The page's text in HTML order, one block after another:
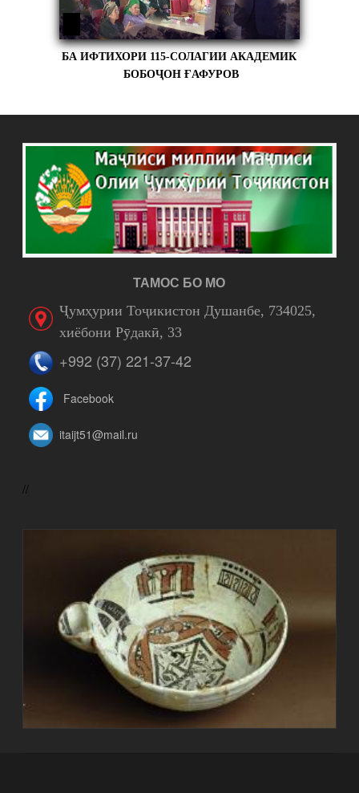
БА ИФТИХОРИ 115-СОЛАГИИ АКАДЕМИК
БОБОҶОН ҒАФУРОВ
ТАМОС БО МО
Ҷумҳурии Тоҷикистон Душанбе, 734025,
хиёбони Рӯдакӣ, 33
+992 (37) 221-37-42
Facebook
itaijt51@mail.ru
//